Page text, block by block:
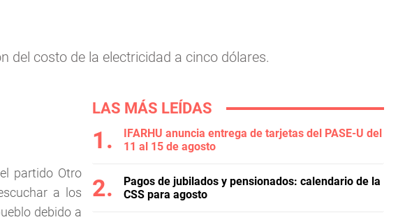
del costo de la electricidad a cinco dólares.
partido Otro
a los
debido a
LAS MÁS LEÍDAS
IFARHU anuncia entrega de tarjetas del PASE-U del
11 al 15 de agosto
Pagos de jubilados y pensionados: calendario de la
CSS para agosto